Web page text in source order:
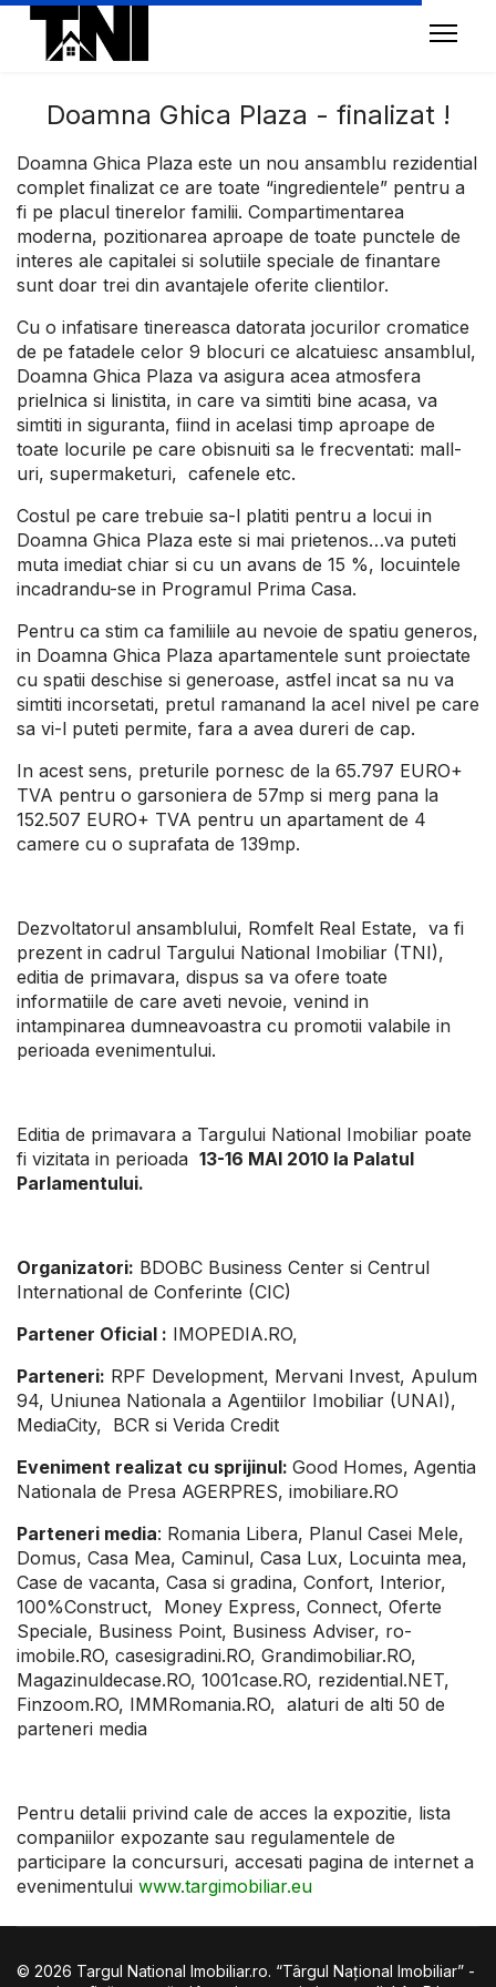
Doamna Ghica Plaza - finalizat !
Doamna Ghica Plaza este un nou ansamblu rezidential
complet finalizat ce are toate “ingredientele” pentru a
fi pe placul tinerelor familii. Compartimentarea
moderna, pozitionarea aproape de toate punctele de
interes ale capitalei si solutiile speciale de finantare
sunt doar trei din avantajele oferite clientilor.
Cu o infatisare tinereasca datorata jocurilor cromatice
de pe fatadele celor 9 blocuri ce alcatuiesc ansamblul,
Doamna Ghica Plaza va asigura acea atmosfera
prielnica si linistita, in care va simtiti bine acasa, va
simtiti in siguranta, fiind in acelasi timp aproape de
toate locurile pe care obisnuiti sa le frecventati: mall-
uri, supermaketuri, cafenele etc.
Costul pe care trebuie sa-l platiti pentru a locui in
Doamna Ghica Plaza este si mai prietenos…va puteti
muta imediat chiar si cu un avans de 15 %, locuintele
incadrandu-se in Programul Prima Casa.
Pentru ca stim ca familiile au nevoie de spatiu generos,
in Doamna Ghica Plaza apartamentele sunt proiectate
cu spatii deschise si generoase, astfel incat sa nu va
simtiti incorsetati, pretul ramanand la acel nivel pe care
sa vi-l puteti permite, fara a avea dureri de cap.
In acest sens, preturile pornesc de la 65.797 EURO+
TVA pentru o garsoniera de 57mp si merg pana la
152.507 EURO+ TVA pentru un apartament de 4
camere cu o suprafata de 139mp.
Dezvoltatorul ansamblului, Romfelt Real Estate, va fi
prezent in cadrul Targului National Imobiliar (TNI),
editia de primavara, dispus sa va ofere toate
informatiile de care aveti nevoie, venind in
intampinarea dumneavoastra cu promotii valabile in
perioada evenimentului.
Editia de primavara a Targului National Imobiliar poate
fi vizitata in perioada 13-16 MAI 2010 la Palatul
Parlamentului.
Organizatori: BDOBC Business Center si Centrul
International de Conferinte (CIC)
Partener Oficial : IMOPEDIA.RO,
Parteneri: RPF Development, Mervani Invest, Apulum
94, Uniunea Nationala a Agentiilor Imobiliar (UNAI),
MediaCity, BCR si Verida Credit
Eveniment realizat cu sprijinul: Good Homes, Agentia
Nationala de Presa AGERPRES, imobiliare.RO
Parteneri media: Romania Libera, Planul Casei Mele,
Domus, Casa Mea, Caminul, Casa Lux, Locuinta mea,
Case de vacanta, Casa si gradina, Confort, Interior,
100%Construct, Money Express, Connect, Oferte
Speciale, Business Point, Business Adviser, ro-
imobile.RO, casesigradini.RO, Grandimobiliar.RO,
Magazinuldecase.RO, 1001case.RO, rezidential.NET,
Finzoom.RO, IMMRomania.RO, alaturi de alti 50 de
parteneri media
Pentru detalii privind cale de acces la expozitie, lista
companiilor expozante sau regulamentele de
participare la concursuri, accesati pagina de internet a
evenimentului www.targimobiliar.eu
© 2026 Targul National Imobiliar.ro. “Târgul Naţional Imobiliar” -